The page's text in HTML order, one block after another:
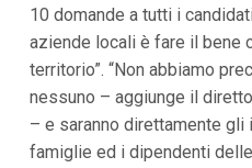
a
l
e
n
P
r
10 domande a tutti i
aziende locali è fare il bene
territorio”. “Non abbiamo
nessuno – aggiunge il
– e saranno direttamente gli
famiglie ed i dipendenti